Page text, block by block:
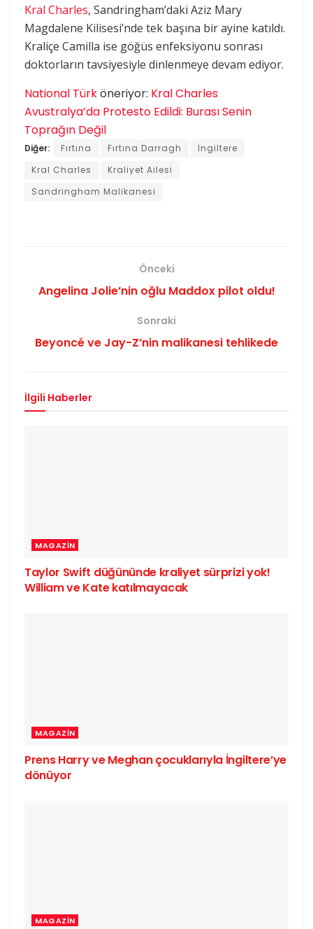
Kral Charles, Sandringham’daki Aziz Mary
Magdalene Kilisesi’nde tek başına bir ayine katıldı.
Kraliçe Camilla ise göğüs enfeksiyonu sonrası
doktorların tavsiyesiyle dinlenmeye devam ediyor.
National Türköneriyor: Kral Charles
Avustralya’da Protesto Edildi: Burası Senin
Toprağın Değil
Diğer: Fırtına Fırtına Darragh
İngiltere
Kral Charles
Kraliyet Ailesi
Sandringham Malikanesi
Önceki
Angelina Jolie’nin oğlu Maddox pilot oldu!
Sonraki
Beyoncé ve Jay-Z’nin malikanesi tehlikede
İlgili Haberler
MAGAZIN
Taylor Swift düğününde kraliyet sürprizi yok!
William ve Kate katılmayacak
MAGAZIN
Prens Harry ve Meghan çocuklarıyla İngiltere’ye
dönüyor
MAGAZIN